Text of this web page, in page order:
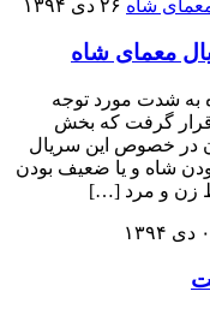
۲۶ دی ۱۳۹۴
معمای شاه
به شدت مورد توجه
گرفت که بخش
در خصوص این سریال
شاه و یا ضعیف بودن
زن و مرد […]